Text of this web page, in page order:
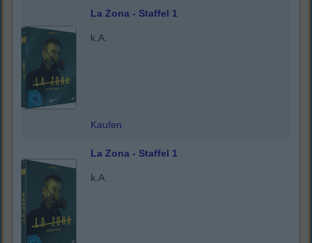
La Zona - Staffel 1
k.A.
Kaufen
La Zona - Staffel 1
k.A.